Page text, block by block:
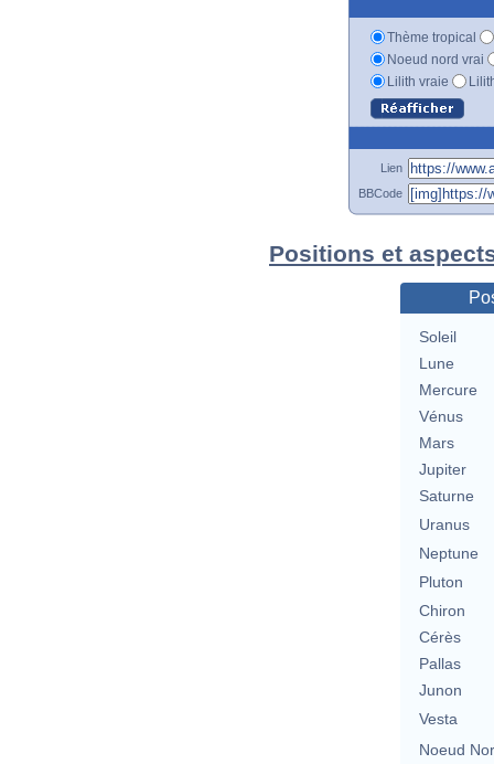
Thème tropical
Noeud nord vrai
Lilith vraie
Lien
BBCode
Positions et
Soleil
Lune
Mercure
Vénus
Mars
Jupiter
Saturne
Uranus
Neptune
Pluton
Chiron
Cérès
Pallas
Junon
Vesta
Noeud